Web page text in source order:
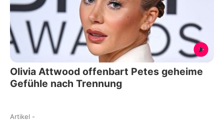
Olivia Attwood offenbart Petes geheime
Gefühle nach Trennung
Artikel -